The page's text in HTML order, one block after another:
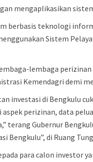
mengaplikasikan
berbasis teknologi
Sistem
lembaga
Kemendagri demi
investasi di Bengkulu
perizinan, data
Gubernur
Bengkulu”, di Ruang
para calon investor